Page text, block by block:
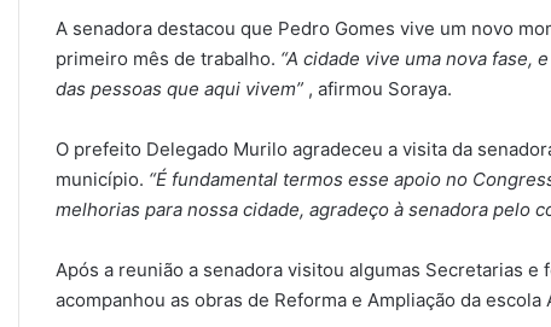
A senadora destacou que Pedro Gomes vive um novo
primeiro mês de trabalho. “A cidade vive uma nova fase,
das pessoas que aqui vivem” , afirmou Soraya.
O prefeito Delegado Murilo agradeceu a visita da
município. “É fundamental termos esse apoio no
melhorias para nossa cidade, agradeço à senadora pelo
Após a reunião a senadora visitou algumas Secretarias
acompanhou as obras de Reforma e Ampliação da escola